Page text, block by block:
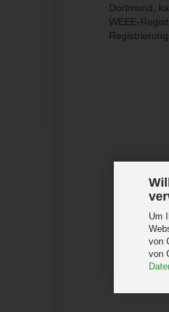
Um
von
von
Dortmund,
WEEE-